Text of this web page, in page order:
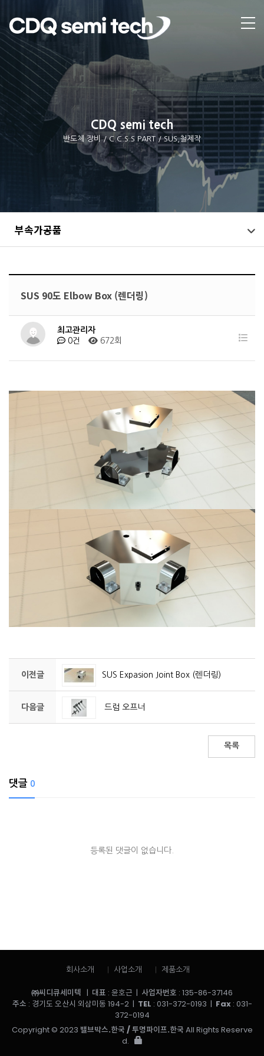
CDQ semi tech
반도체 장비 / C.C.S.S PART / SUS,철제작
부속가공품
SUS 90도 Elbow Box (렌더링)
최고관리자
0건
672회
이전글 SUS Expasion Joint Box (렌더링)
다음글 드럼 오프너
목록
댓글 0
등록된 댓글이 없습니다.
회사소개 사업소개 제품소개
㈜씨디큐세미텍 | 대표 : 윤호근 | 사업자번호 : 135-86-37146
주소 : 경기도 오산시 외삼미동 194-2 | TEL : 031-372-0193 | Fax: 031-
372-0194
Copyright © 2023 밸브박스.한국 / 투명파이프.한국 All Rights Reserve
d.